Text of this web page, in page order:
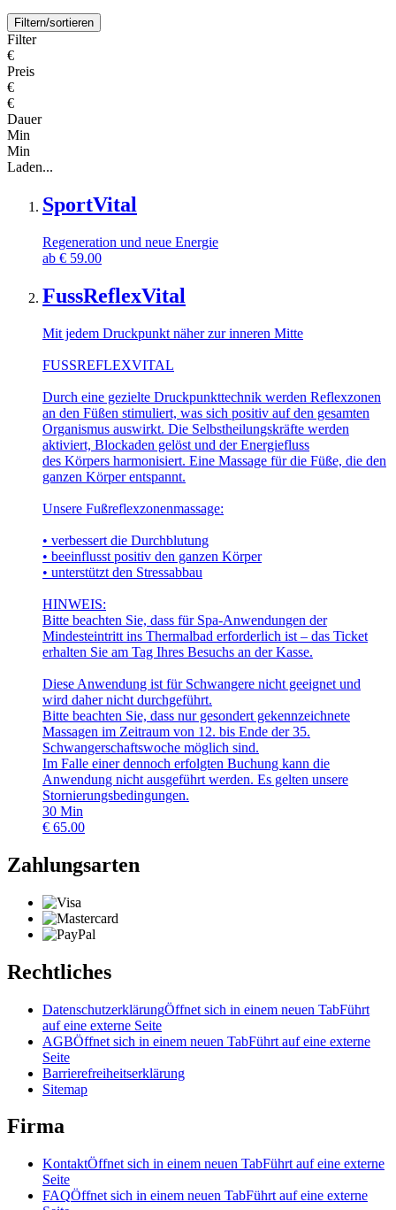
Filtern/sortieren
Filter
€
Preis
€
€
Dauer
Min
Min
Laden...
SportVital
Regeneration und neue Energie
ab € 59.00
FussReflexVital
Mit jedem Druckpunkt näher zur inneren Mitte
FUSSREFLEXVITAL
Durch eine gezielte Druckpunkttechnik werden Reflexzonen
an den Füßen stimuliert, was sich positiv auf den gesamten
Organismus auswirkt. Die Selbstheilungskräfte werden
aktiviert, Blockaden gelöst und der Energiefluss
des Körpers harmonisiert. Eine Massage für die Füße, die den
ganzen Körper entspannt.
Unsere Fußreflexzonenmassage:
• verbessert die Durchblutung
• beeinflusst positiv den ganzen Körper
• unterstützt den Stressabbau
HINWEIS:
Bitte beachten Sie, dass für Spa-Anwendungen der
Mindesteintritt ins Thermalbad erforderlich ist – das Ticket
erhalten Sie am Tag Ihres Besuchs an der Kasse.
Diese Anwendung ist für Schwangere nicht geeignet und
wird daher nicht durchgeführt.
Bitte beachten Sie, dass nur gesondert gekennzeichnete
Massagen im Zeitraum von 12. bis Ende der 35.
Schwangerschaftswoche möglich sind.
Im Falle einer dennoch erfolgten Buchung kann die
Anwendung nicht ausgeführt werden. Es gelten unsere
Stornierungsbedingungen.
30 Min
€ 65.00
Zahlungsarten
Rechtliches
DatenschutzerklärungÖffnet sich in einem neuen TabFührt
auf eine externe Seite
AGBÖffnet sich in einem neuen TabFührt auf eine externe
Seite
Barrierefreiheitserklärung
Sitemap
Firma
KontaktÖffnet sich in einem neuen TabFührt auf eine externe
Seite
FAQÖffnet sich in einem neuen TabFührt auf eine externe